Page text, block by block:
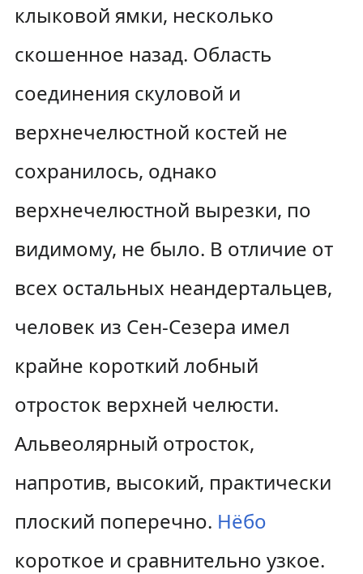
клыковой ямки, несколько
скошенное назад. Область
соединения скуловой и
верхнечелюстной костей не
сохранилось, однако
верхнечелюстной вырезки, по
видимому, не было. В отличие от
всех остальных неандертальцев,
человек из Сен-Сезера имел
крайне короткий лобный
отросток верхней челюсти.
Альвеолярный отросток,
напротив, высокий, практически
плоский поперечно. Нёбо
короткое и сравнительно узкое.